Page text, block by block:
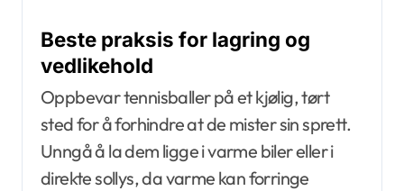
Beste praksis for lagring og
vedlikehold
Oppbevar tennisballer på et kjølig, tørt
sted for å forhindre at de mister sin sprett.
Unngå å la dem ligge i varme biler eller i
direkte sollys, da varme kan forringe